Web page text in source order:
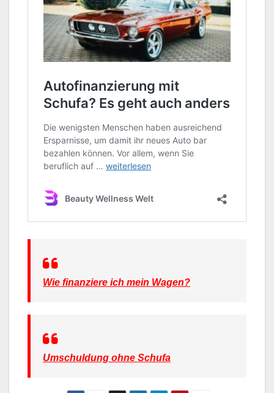
Wie finanziere ich mein Wagen?
Umschuldung ohne Schufa